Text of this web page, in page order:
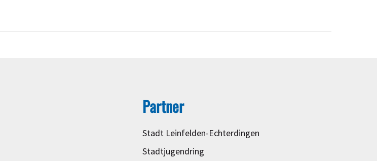
Partner
Stadt Leinfelden-Echterdingen
Stadtjugendring